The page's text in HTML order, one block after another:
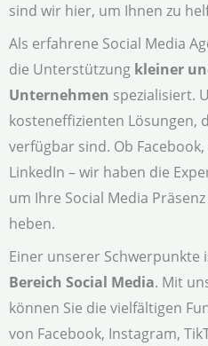
sind wir hier, um Ihnen zu
Als erfahrene Social Media
die Unterstützung kleiner
Unternehmen spezialisiert.
kosteneffizienten Lösungen,
verfügbar sind. Ob
LinkedIn – wir haben die
um Ihre Social Media
heben.
Einer unserer Schwerpunkte
Bereich Social Media. Mit
können Sie die vielfältigen
von Facebook, Instagram,